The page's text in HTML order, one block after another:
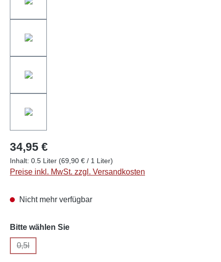
34,95 €
Inhalt: 0.5 Liter (69,90 € / 1 Liter)
Preise inkl. MwSt. zzgl. Versandkosten
Nicht mehr verfügbar
Bitte wählen Sieauswählen
0,5l
(Diese Option ist zurzeit nicht verfügbar.)